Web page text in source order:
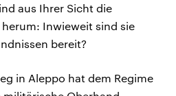
aus Ihrer Sicht die
herum: Inwieweit sind sie
bereit?
in Aleppo hat dem Regime